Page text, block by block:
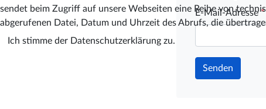
E-Mail-Adresse*
Senden
sendet beim Zugriff auf unsere Webseiten eine Reihe von
abgerufenen Datei, Datum und Uhrzeit des Abrufs, die
Ich stimme der Datenschutzerklärung zu.